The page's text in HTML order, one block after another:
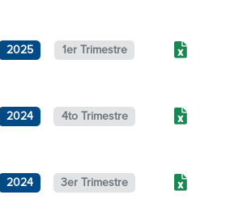
2025 1er Trimestre
2024 4to Trimestre
2024 3er Trimestre